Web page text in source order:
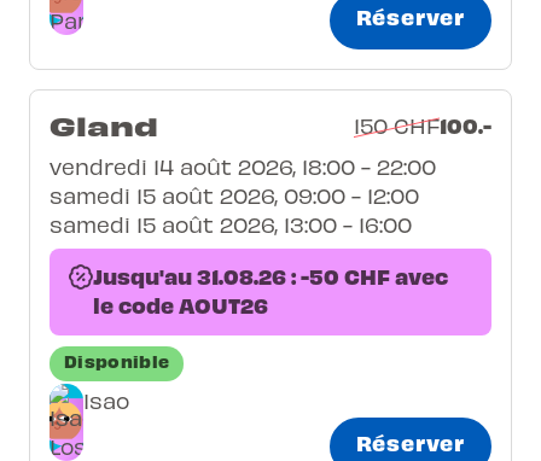
Réserver
Gland 150 CHF100.-
vendredi 14 août 2026, 18:00 - 22:00
samedi 15 août 2026, 09:00 - 12:00
samedi 15 août 2026, 13:00 - 16:00
Jusqu'au 31.08.26 : -50 CHF avec
le code AOUT26
Disponible
Isao
Réserver